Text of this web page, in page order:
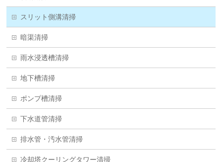
スリット側溝清掃
暗渠清掃
雨水浸透槽清掃
地下槽清掃
ポンプ槽清掃
下水道管清掃
排水管・汚水管清掃
冷却塔クーリングタワー清掃